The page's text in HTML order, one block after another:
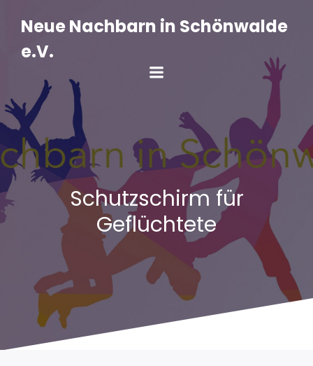
Inhalt
springenNeue Nachbarn in Schönwalde
e.V.
Schutzschirm für
Geflüchtete